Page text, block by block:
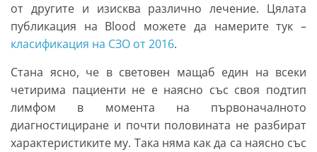
от другите и изисква различно лечение. Цялата
публикация на Blood можете да намерите тук –
класификация на СЗО от 2016.
Стана ясно, че в световен мащаб един на всеки
четирима пациенти не е наясно със своя подтип
лимфом в момента на първоначалното
диагностициране и почти половината не разбират
характеристиките му. Така няма как да са наясно със